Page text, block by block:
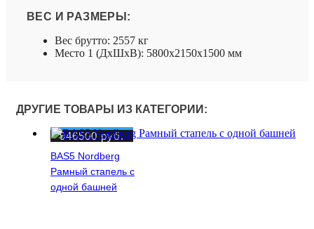
ВЕС И РАЗМЕРЫ:
Вес брутто: 2557 кг
Место 1 (ДхШхВ): 5800х2150х1500 мм
ДРУГИЕ ТОВАРЫ ИЗ КАТЕГОРИИ:
BAS5 Nordberg
Рамный стапель с
одной башней
946500руб.